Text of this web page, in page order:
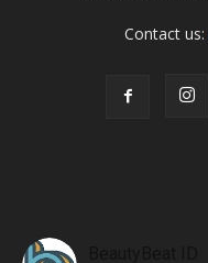
Contact us: